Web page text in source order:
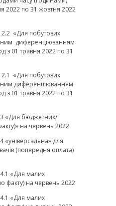
2022 по 31 жовтня 2022
«Для побутових
диференціюванням
з 01 травня 2022 по 31
«Для побутових
диференціюванням
з 01 травня 2022 по 31
«Для бюджетних/
на червень 2022
для
(попередня оплата)
«Для малих
факту) на червень 2022
«Для малих